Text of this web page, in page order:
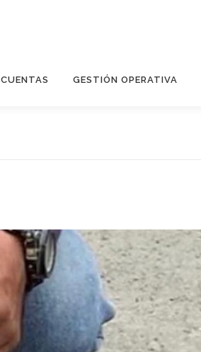
GESTIÓN OPERATIVA